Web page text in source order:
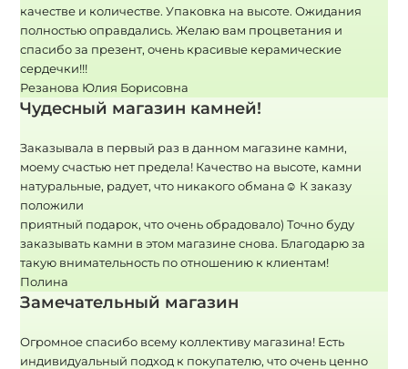
качестве и количестве. Упаковка на высоте. Ожидания
полностью оправдались. Желаю вам процветания и
спасибо за презент, очень красивые керамические
сердечки!!!
Резанова Юлия Борисовна
Чудесный магазин камней!
Заказывала в первый раз в данном магазине камни,
моему счастью нет предела! Качество на высоте, камни
натуральные, радует, что никакого обмана☺ К заказу
положили
приятный подарок, что очень обрадовало) Точно буду
заказывать камни в этом магазине снова. Благодарю за
такую внимательность по отношению к клиентам!
Полина
Замечательный магазин
Огромное спасибо всему коллективу магазина! Есть
индивидуальный подход к покупателю, что очень ценно